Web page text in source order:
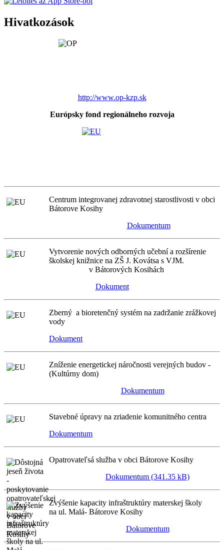
Hivatkozások
http://www.op-kzp.sk
Európsky fond regionálneho rozvoja
Centrum integrovanej zdravotnej starostlivosti v obci
Bátorove Kosihy
Dokumentum
Vytvorenie nových odborných učební a rozšírenie
školskej knižnice na ZŠ J. Kovátsa s VJM.
v Bátorových Kosihách
Dokument
Zberný a bioretenčný systém na zadržanie zrážkovej
vody
Dokument
Zníženie energetickej náročnosti verejných budov -
(Kultúrny dom)
Dokumentum
Stavebné úpravy na zriadenie komunitného centra
Dokumentum
Opatrovateľsá služba v obci Bátorove Kosihy
Dokumentum (341.35 kB)
Zvýšenie kapacity infraštruktúry materskej školy
na ul. Malá- Bátorove Kosihy
Dokumentum